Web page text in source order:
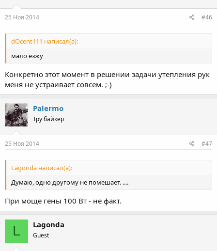
25 Ноя 2014 #46
dOcent111 написал(а):
мало езжу
Конкретно этот момент в решении задачи утепления рук
меня не устраивает совсем. ;-)
Palermo
Тру байкер
25 Ноя 2014 #47
Lagonda написал(а):
Думаю, одно другому не помешает. ....
При моще гены 100 Вт - не факт.
L Lagonda
Guest